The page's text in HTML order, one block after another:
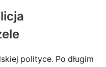
polityce. Po długim